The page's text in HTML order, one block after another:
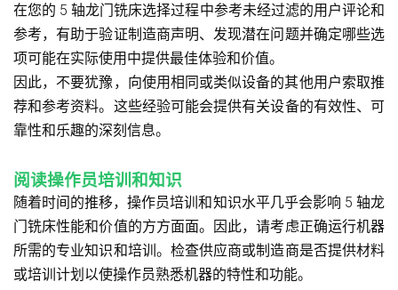
在您的 5 轴龙门铣床选择过程中参考未经过滤的用户评论和
参考，有助于验证制造商声明、发现潜在问题并确定哪些选
项可能在实际使用中提供最佳体验和价值。
因此，不要犹豫，向使用相同或类似设备的其他用户索取推
荐和参考资料。这些经验可能会提供有关设备的有效性、可
靠性和乐趣的深刻信息。
阅读操作员培训和知识
随着时间的推移，操作员培训和知识水平几乎会影响 5 轴龙
门铣床性能和价值的方方面面。因此，请考虑正确运行机器
所需的专业知识和培训。检查供应商或制造商是否提供材料
或培训计划以使操作员熟悉机器的特性和功能。